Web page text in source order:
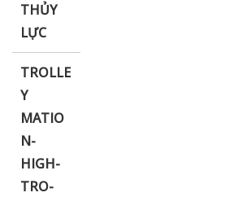
THỦY
LỰC
TROLLE
Y
MATIO
N-
HIGH-
TRO-